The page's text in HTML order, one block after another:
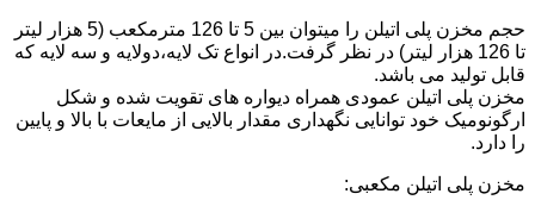
حجم مخزن پلی اتیلن را میتوان بین 5 تا 126 مترمکعب (5 هزار لیتر
تا 126 هزار لیتر) در نظر گرفت.در انواع تک لایه،دولایه و سه لایه که
قابل تولید می باشد.
مخزن پلی اتیلن عمودی همراه دیواره های تقویت شده و شکل
ارگونومیک خود توانایی نگهداری مقدار بالایی از مایعات با بالا و پایین
را دارد.
مخزن پلی اتیلن مکعبی: